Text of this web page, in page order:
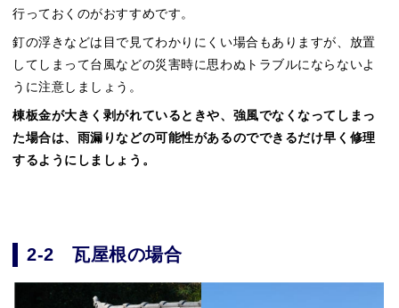
行っておくのがおすすめです。
釘の浮きなどは目で見てわかりにくい場合もありますが、放置
してしまって台風などの災害時に思わぬトラブルにならないよ
うに注意しましょう。
棟板金が大きく剥がれているときや、強風でなくなってしまっ
た場合は、雨漏りなどの可能性があるのでできるだけ早く修理
するようにしましょう。
2-2 瓦屋根の場合